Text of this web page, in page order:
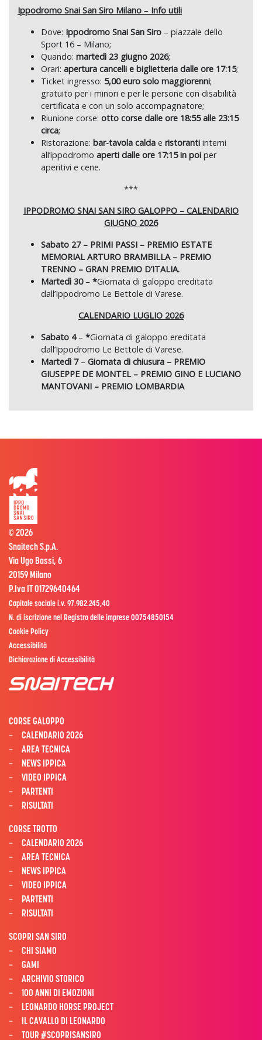
Ippodromo Snai San Siro Milano – Info utili
Dove: Ippodromo Snai San Siro – piazzale dello
Sport 16 – Milano;
Quando: martedì 23 giugno 2026;
Orari: apertura cancelli e biglietteria dalle ore 17:15;
Ticket ingresso: 5,00 euro solo maggiorenni;
gratuito per i minori e per le persone con disabilità
certificata e con un solo accompagnatore;
Riunione corse: otto corse dalle ore 18:55 alle 23:15
circa;
Ristorazione: bar-tavola calda e ristoranti interni
all’ippodromo aperti dalle ore 17:15 in poi per
aperitivi e cene.
***
IPPODROMO SNAI SAN SIRO GALOPPO – CALENDARIO
GIUGNO 2026
Sabato 27 – PRIMI PASSI – PREMIO ESTATE
MEMORIAL ARTURO BRAMBILLA – PREMIO
TRENNO – GRAN PREMIO D’ITALIA.
Martedì 30– *Giornata di galoppo ereditata
dall’Ippodromo Le Bettole di Varese.
CALENDARIO LUGLIO 2026
Sabato 4– *Giornata di galoppo ereditata
dall’Ippodromo Le Bettole di Varese.
Martedì 7– Giornata di chiusura – PREMIO
GIUSEPPE DE MONTEL – PREMIO GINO E LUCIANO
MANTOVANI – PREMIO LOMBARDIA
© 2026
Snaitech S.p.A.
Via Ugo Bassi, 6
20159 Milano
P.Iva IT 01729640464
Capitale sociale i.v. 97.982.245,40
N. di iscrizione nel Registro delle imprese 00754850154
Cookie Policy
Accessibilità
Dichiarazione di Accessibilità
CORSE GALOPPO
CALENDARIO 2026
AREA TECNICA
NEWS IPPICA
VIDEO IPPICA
PARTENTI
RISULTATI
CORSE TROTTO
CALENDARIO 2026
AREA TECNICA
NEWS IPPICA
VIDEO IPPICA
PARTENTI
RISULTATI
SCOPRI SAN SIRO
CHI SIAMO
GAMI
ARCHIVIO STORICO
100 ANNI DI EMOZIONI
LEONARDO HORSE PROJECT
IL CAVALLO DI LEONARDO
TOUR #SCOPRISANSIRO